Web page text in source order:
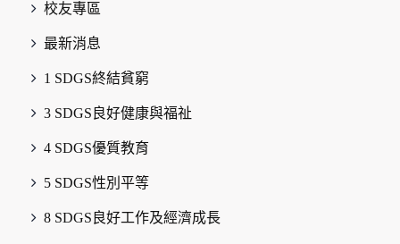
校友專區
最新消息
1 SDGS終結貧窮
3 SDGS良好健康與福祉
4 SDGS優質教育
5 SDGS性別平等
8 SDGS良好工作及經濟成長